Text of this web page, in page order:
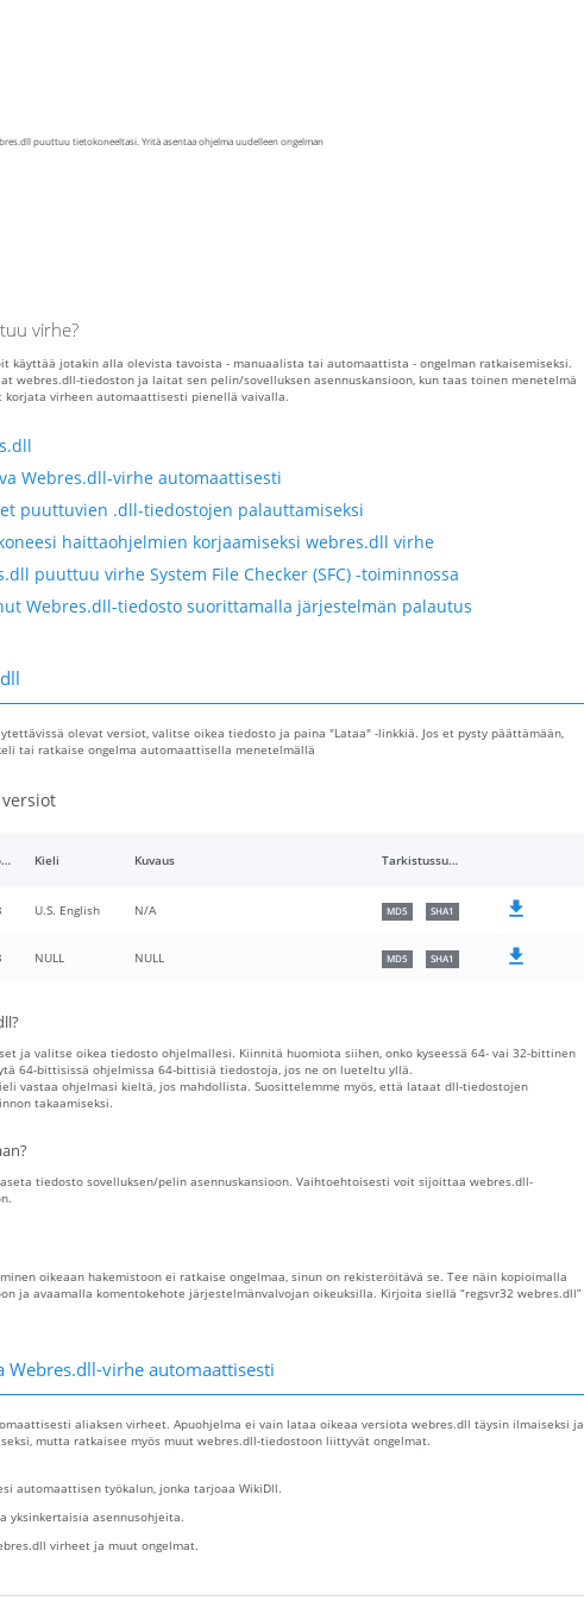
puuttuu tietokoneeltasi. Yritä asentaa ohjelma uudelleen ongelman
virhe?
käyttää jotakin alla olevista tavoista - manuaalista tai automaattista - ongelman ratkaisemiseksi.
webres.dll-tiedoston ja laitat sen pelin/sovelluksen asennuskansioon, kun taas toinen menetelmä
korjata virheen automaattisesti pienellä vaivalla.
Webres.dll-virhe automaattisesti
puuttuvien .dll-tiedostojen palauttamiseksi
haittaohjelmien korjaamiseksi webres.dll virhe
puuttuu virhe System File Checker (SFC) -toiminnossa
Webres.dll-tiedosto suorittamalla järjestelmän palautus
olevat versiot, valitse oikea tiedosto ja paina "Lataa" -linkkiä. Jos et pysty päättämään,
tai ratkaise ongelma automaattisella menetelmällä
Tiedoston koko Kieli Kuvaus Tarkistussummat
U.S. English N/A MD5 SHA1
NULL NULL MD5 SHA1
ja valitse oikea tiedosto ohjelmallesi. Kiinnitä huomiota siihen, onko kyseessä 64- vai 32-bittinen
64-bittisissä ohjelmissa 64-bittisiä tiedostoja, jos ne on lueteltu yllä.
vastaa ohjelmasi kieltä, jos mahdollista. Suosittelemme myös, että lataat dll-tiedostojen
takaamiseksi.
tiedosto sovelluksen/pelin asennuskansioon. Vaihtoehtoisesti voit sijoittaa webres.dll-
oikeaan hakemistoon ei ratkaise ongelmaa, sinun on rekisteröitävä se. Tee näin kopioimalla
ja avaamalla komentokehote järjestelmänvalvojan oikeuksilla. Kirjoita siellä “regsvr32 webres.dll”
virhe automaattisesti
aliaksen virheet. Apuohjelma ei vain lataa oikeaa versiota webres.dll täysin ilmaiseksi ja
mutta ratkaisee myös muut webres.dll-tiedostoon liittyvät ongelmat.
automaattisen työkalun, jonka tarjoaa WikiDll.
yksinkertaisia ​​asennusohjeita.
virheet ja muut ongelmat.